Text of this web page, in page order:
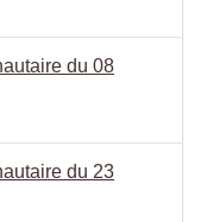
du 08
du 23